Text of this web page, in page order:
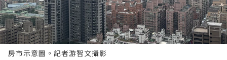
房市示意圖。記者游智文攝影